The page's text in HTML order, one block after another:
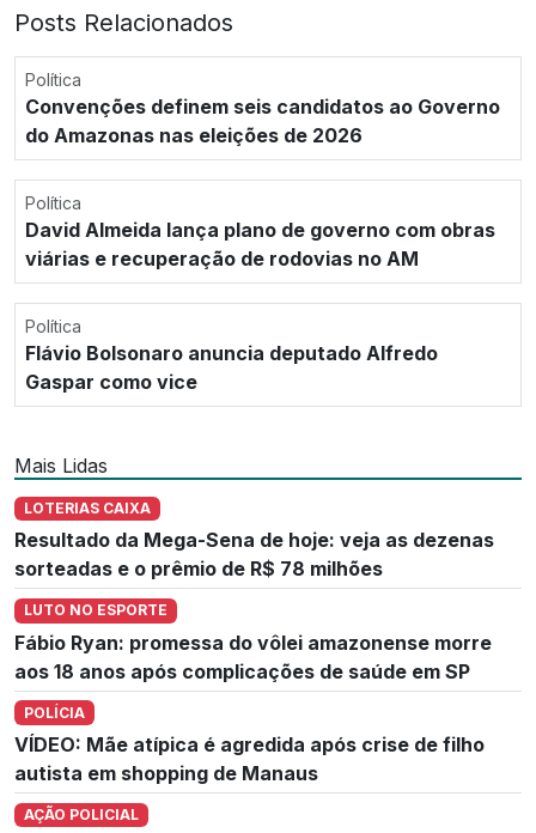
Posts Relacionados
Política
Convenções definem seis candidatos ao Governo
do Amazonas nas eleições de 2026
Política
David Almeida lança plano de governo com obras
viárias e recuperação de rodovias no AM
Política
Flávio Bolsonaro anuncia deputado Alfredo
Gaspar como vice
Mais Lidas
LOTERIAS CAIXA
Resultado da Mega-Sena de hoje: veja as dezenas
sorteadas e o prêmio de R$ 78 milhões
LUTO NO ESPORTE
Fábio Ryan: promessa do vôlei amazonense morre
aos 18 anos após complicações de saúde em SP
POLÍCIA
VÍDEO: Mãe atípica é agredida após crise de filho
autista em shopping de Manaus
AÇÃO POLICIAL